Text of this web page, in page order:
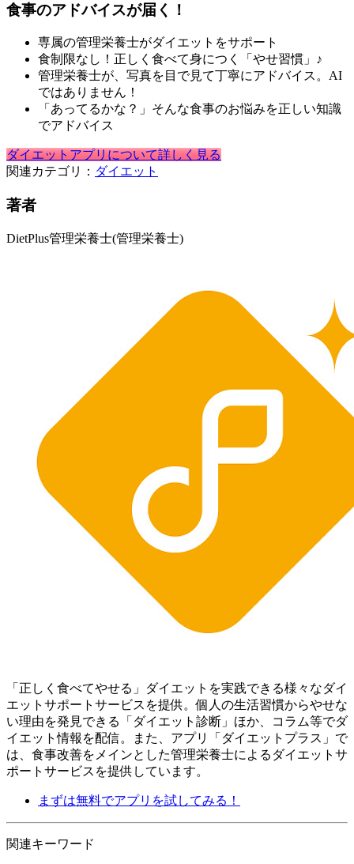
食事のアドバイスが届く！
専属の管理栄養士がダイエットをサポート
食制限なし！正しく食べて身につく「やせ習慣」♪
管理栄養士が、写真を目で見て丁寧にアドバイス。AI
ではありません！
「あってるかな？」そんな食事のお悩みを正しい知識
でアドバイス
ダイエットアプリについて詳しく見る
関連カテゴリ： ダイエット
著者
DietPlus管理栄養士(管理栄養士)
「正しく食べてやせる」ダイエットを実践できる様々なダイ
エットサポートサービスを提供。個人の生活習慣からやせな
い理由を発見できる「ダイエット診断」ほか、コラム等でダ
イエット情報を配信。 また、アプリ「ダイエットプラス」で
は、食事改善をメインとした管理栄養士によるダイエットサ
ポートサービスを提供しています。
まずは無料でアプリを試してみる！
関連キーワード